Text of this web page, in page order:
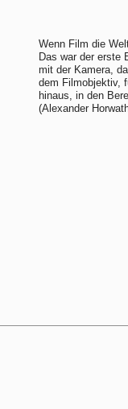
Wenn Film die
Das war der erste
mit der Kamera,
dem Filmobjektiv,
hinaus, in den
(Alexander